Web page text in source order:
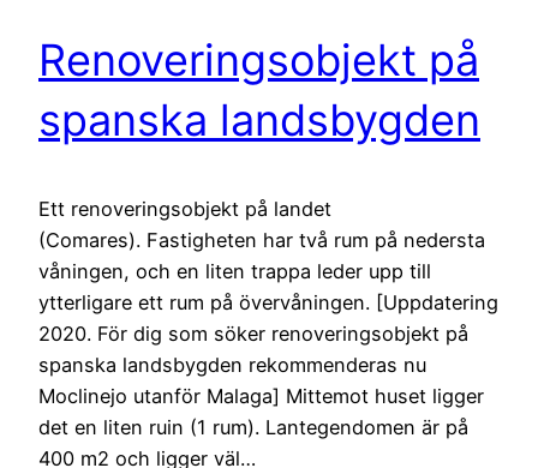
Renoveringsobjekt på
spanska landsbygden
Ett renoveringsobjekt på landet
(Comares). Fastigheten har två rum på nedersta
våningen, och en liten trappa leder upp till
ytterligare ett rum på övervåningen. [Uppdatering
2020. För dig som söker renoveringsobjekt på
spanska landsbygden rekommenderas nu
Moclinejo utanför Malaga] Mittemot huset ligger
det en liten ruin (1 rum). Lantegendomen är på
400 m2 och ligger väl…